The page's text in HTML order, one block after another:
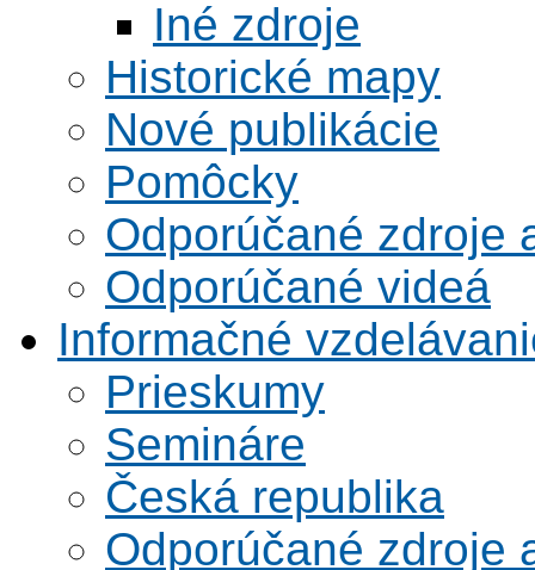
Iné zdroje
Historické mapy
Nové publikácie
Pomôcky
Odporúčané zdroje
Odporúčané videá
Informačné
Prieskumy
Semináre
Česká republika
Odporúčané zdroje